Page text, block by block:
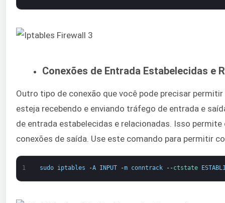
Conexões de Entrada Estabelecidas e
Outro tipo de conexão que você pode precisar
esteja recebendo e enviando tráfego de entrada e
de entrada estabelecidas e relacionadas. Isso
conexões de saída. Use este comando para permitir
1 sudo iptables -A INPUT -m conntrack --ctstate